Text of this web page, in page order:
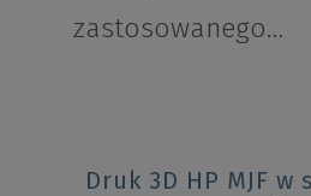
zastosowanego…
Druk 3D HP MJF